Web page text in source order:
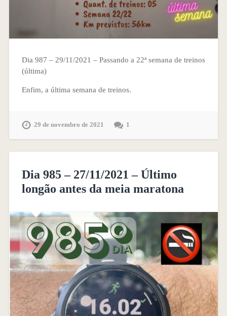
Dia 987 – 29/11/2021 – Passando a 22ª semana de treinos
(última)
Enfim, a última semana de treinos.
29 de novembro de 2021 1
Dia 985 – 27/11/2021 – Último
longão antes da meia maratona